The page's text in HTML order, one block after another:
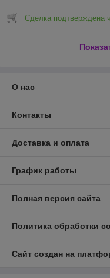
Сделка подтверждена
О нас
Контакты
Доставка и оплата
График работы
Полная версия сайта
Политика обработки
Сайт создан на